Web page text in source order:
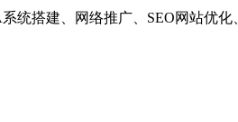
搭建、网络推广、SEO网站优